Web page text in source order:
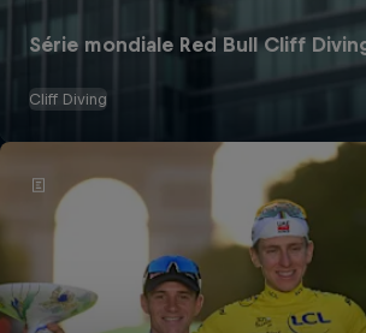
Série mondiale Red Bull Cliff
Cliff Diving